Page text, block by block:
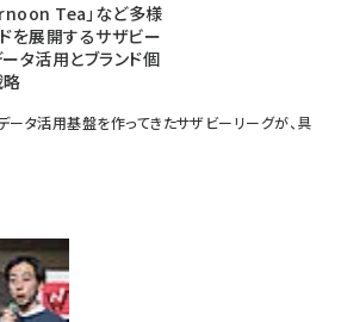
Tea」など多様
を展開するサザビー
タ活用とブランド個
ータ活用基盤を作ってきたサザビーリーグが、具